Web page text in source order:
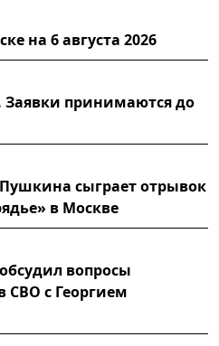
на 6 августа 2026
принимаются до
сыграет отрывок
в Москве
вопросы
СВО с Георгием